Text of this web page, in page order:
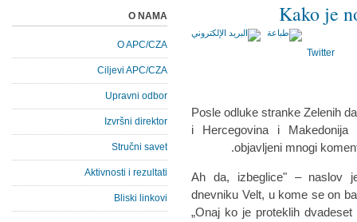
Kako je
Twitter
Posle odluke stranke Zelenih
i Hercegovina i
objavljeni mnogi
„Ah da, izbeglice" – naslov
dnevniku Velt, u kome se on
„Onaj ko je proteklih
O NAMA
O APC/CZA
Ciljevi APC/CZA
Upravni odbor
Izvršni direktor
Stručni savet
Aktivnosti i rezultati
Bliski linkovi